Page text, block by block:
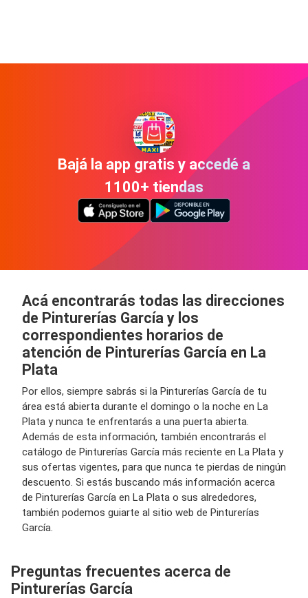
Bajá la app gratis y accedé a
1100+ tiendas
Acá encontrarás todas las direcciones
de Pinturerías García y los
correspondientes horarios de
atención de Pinturerías García en La
Plata
Por ellos, siempre sabrás si la Pinturerías García de tu
área está abierta durante el domingo o la noche en La
Plata y nunca te enfrentarás a una puerta abierta.
Además de esta información, también encontrarás el
catálogo de Pinturerías García más reciente en La Plata y
sus ofertas vigentes, para que nunca te pierdas de ningún
descuento. Si estás buscando más información acerca
de Pinturerías García en La Plata o sus alrededores,
también podemos guiarte al sitio web de Pinturerías
García.
Preguntas frecuentes acerca de
Pinturerías García